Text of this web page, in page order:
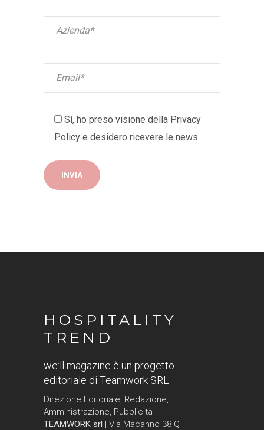
Sì, ho preso visione della Privacy
Policy e desidero ricevere le news
HOSPITALITY
TREND
we:ll magazine è un progetto
editoriale di Teamwork SRL
Direzione Editoriale, Redazione,
Amministrazione, Pubblicità |
TEAMWORK srl | Via Macanno 38 Q |